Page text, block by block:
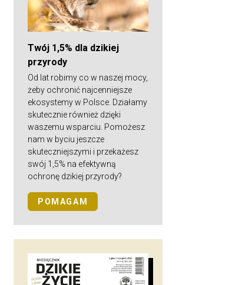
Twój 1,5% dla dzikiej
przyrody
Od lat robimy co w naszej mocy,
żeby ochronić najcenniejsze
ekosystemy w Polsce. Działamy
skutecznie również dzięki
waszemu wsparciu. Pomożesz
nam w byciu jeszcze
skuteczniejszymi i przekażesz
swój 1,5% na efektywną
ochronę dzikiej przyrody?
POMAGAM